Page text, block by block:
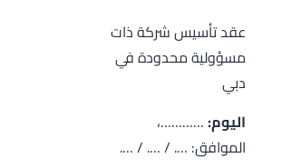
عقد تأسيس شركة ذات
مسؤولية محدودة في
دبي
اليوم:…………،
الموافق: …. / …. / ….